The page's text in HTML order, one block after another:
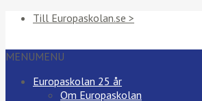
Till Europaskolan.se >
MENUMENU
Europaskolan 25 år
Om Europaskolan